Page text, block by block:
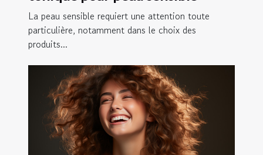
La peau sensible requiert une attention toute
particulière, notamment dans le choix des
produits...